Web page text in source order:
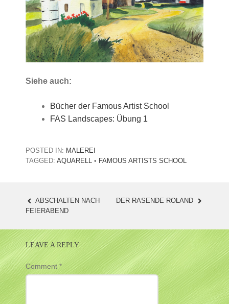
Siehe auch:
Bücher der Famous Artist School
FAS Landscapes: Übung 1
POSTED IN: MALEREI
TAGGED: AQUARELL • FAMOUS ARTISTS SCHOOL
POST
NAVIGATION
ABSCHALTEN NACH
FEIERABEND
DER RASENDE ROLAND
LEAVE A REPLY
Comment*